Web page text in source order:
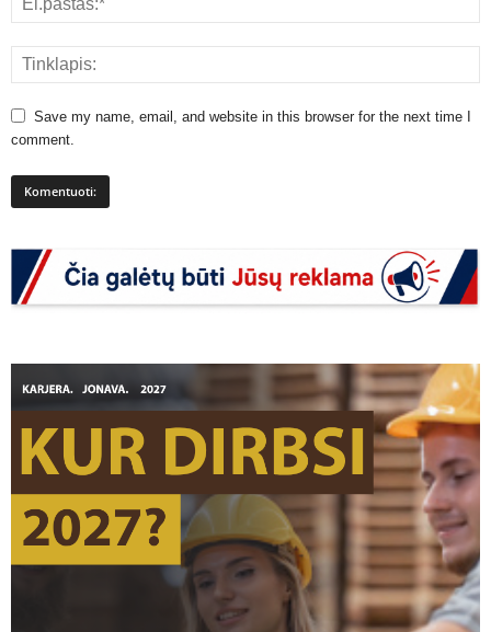
Save my name, email, and website in this browser for the next time I
comment.